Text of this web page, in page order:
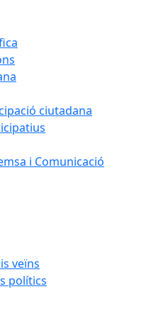
ciutadana
i Comunicació
veïns
polítics